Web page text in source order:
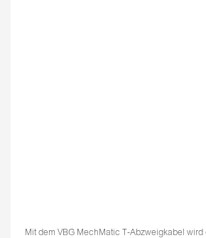
Mit dem VBG MechMatic T‑Abzweigkabel